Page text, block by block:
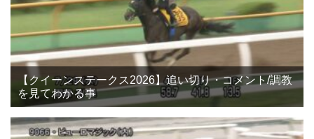
【クイーンステークス2026】追い切り・コメント/調教
を見てわかる事